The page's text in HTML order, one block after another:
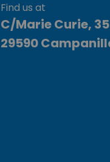
Find us at
C/Marie Curie, 35
29590